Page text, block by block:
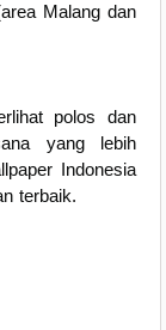
Malang dan
polos dan
yang lebih
Indonesia
terbaik.